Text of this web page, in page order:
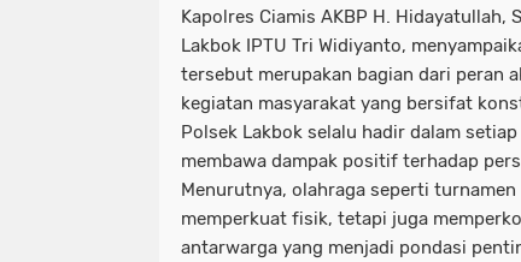
Kapolres Ciamis AKBP H. Hidayatullah,
Lakbok IPTU Tri Widiyanto,
tersebut merupakan bagian dari peran
kegiatan masyarakat yang bersifat
Polsek Lakbok selalu hadir dalam
membawa dampak positif terhadap
Menurutnya, olahraga seperti
memperkuat fisik, tetapi juga
antarwarga yang menjadi pondasi